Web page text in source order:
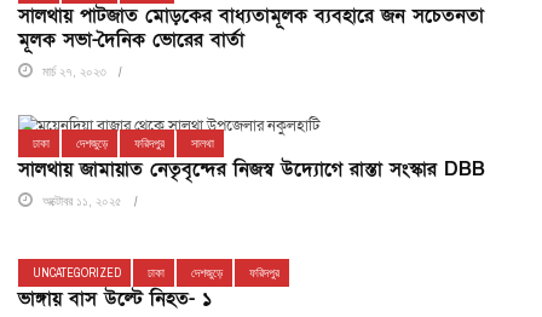
সালথায় পাটজাত মোড়কের বাধ্যতামূলক ব্যবহারে জন সচেতনতা
মূলক সভা-দৈনিক ভোরের বার্তা
মার্চ ২৭, ২০২৩
ঢাকা দেশজুড়ে ফরিদপুর সালথা
সালথায় জামায়াত নেতৃবৃন্দের নিজস্ব উদ্যোগে রাস্তা সংস্কার DBB
অক্টোবর ১১, ২০২৫
UNCATEGORIZED ঢাকা দেশজুড়ে ফরিদপুর
ভাঙ্গায় বাস উল্টে নিহত- ১